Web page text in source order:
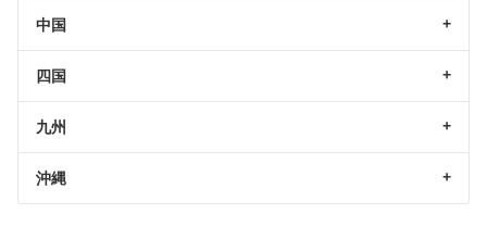
中国
四国
九州
沖縄